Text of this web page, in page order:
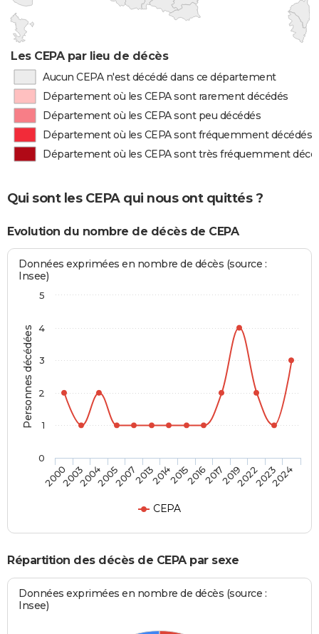
Les CEPA par lieu de décès
Aucun CEPA n'est décédé dans ce département
Département où les CEPA sont rarement décédés
Département où les CEPA sont peu décédés
Département où les CEPA sont fréquemment décédés
Département où les CEPA sont très fréquemment
Qui sont les CEPA qui nous ont quittés ?
Evolution du nombre de décès de CEPA
Personnes décédées
Données exprimées en nombre de décès (source :
Insee)
CEPA
20002003200420052007201320142015201620172019202220232024
0
1
2
3
4
5
Répartition des décès de CEPA par sexe
Données exprimées en nombre de décès (source :
Insee)